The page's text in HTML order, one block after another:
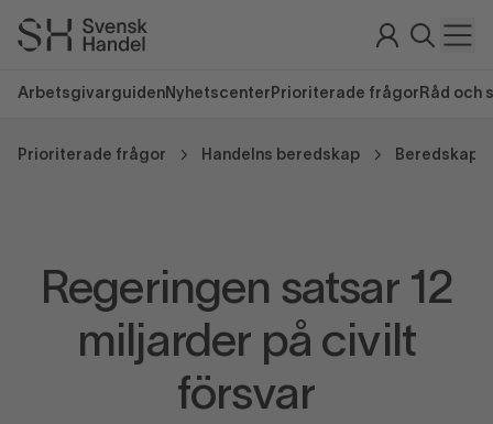
Arbetsgivarguiden Nyhetscenter Prioriterade frågor Råd och
Prioriterade frågor Handelns beredskap Beredskap i
Regeringen satsar 12
miljarder på civilt
försvar